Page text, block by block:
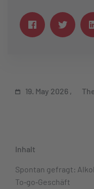
19. May 2026
Inhalt
Spontan gefragt:
To‑go‑Geschäft